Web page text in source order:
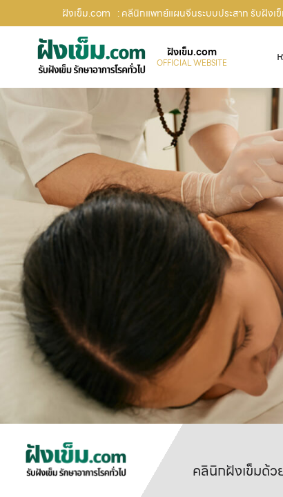
ฝังเข็ม.com : คลีนิกแพทย์แผนจีนระบบประสาท รับฝังเ
ฝังเข็ม.com
OFFICIAL WEBSITE
คลินิกฝังเข็มด้ว